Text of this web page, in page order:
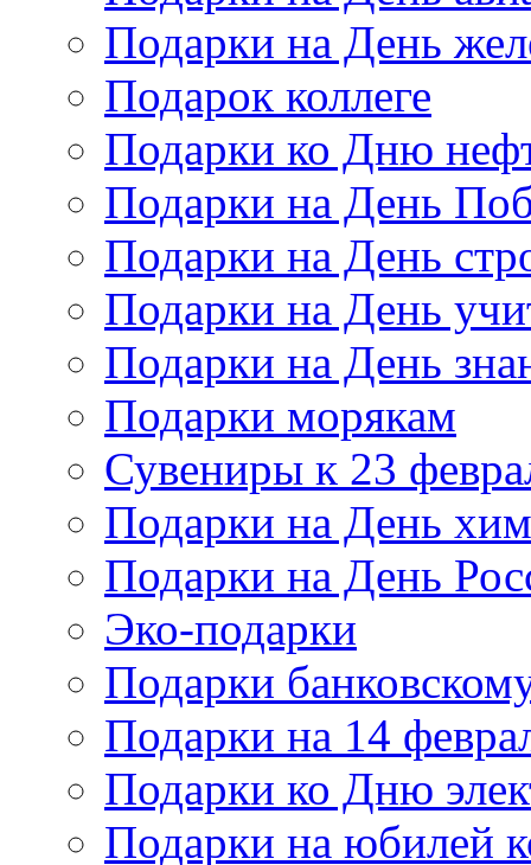
Подарки на День
Подарок коллеге
Подарки ко Дню
Подарки на День
Подарки на День
Подарки на День
Подарки на День
Подарки морякам
Сувениры к 23
Подарки на День
Подарки на День
Эко-подарки
Подарки
Подарки на 14
Подарки ко Дню
Подарки на юбилей